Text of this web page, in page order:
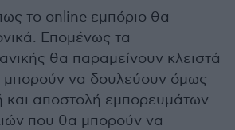
το online εμπόριο θα
Επομένως τα
θα παραμείνουν κλειστά
μπορούν να δουλεύουν όμως
και αποστολή εμπορευμάτων
που θα μπορούν να